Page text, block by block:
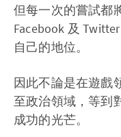
但每一次的嘗試都
Facebook 及
自己的地位。
因此不論是在遊戲
至政治領域，等到
成功的光芒。